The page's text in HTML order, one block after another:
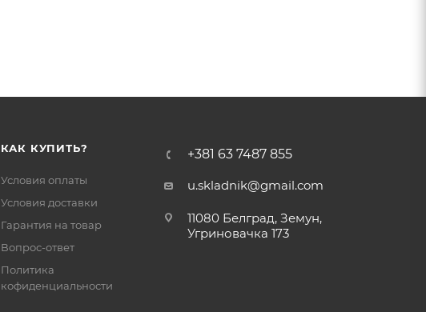
КАК КУПИТЬ?
Условия оплаты
Условия доставки
Гарантия на товар
Вопрос-ответ
Политика
кофиденциальности
+381 63 7487 855
u.skladnik@gmail.com
11080 Белград, Земун,
Угриновачка 173